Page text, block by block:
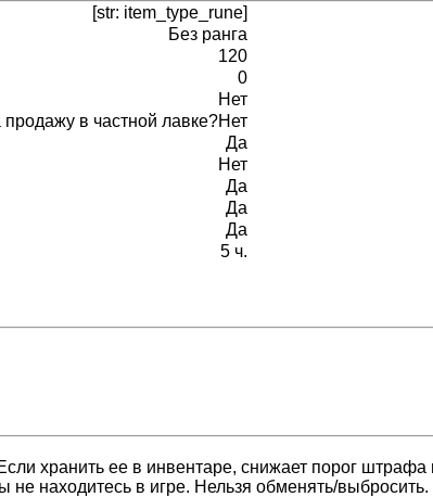
[str: item_type_rune]
Без ранга
120
0
Нет
в частной лавке?Нет
Да
Нет
Да
Да
Да
5 ч.
хранить ее в инвентаре, снижает порог
находитесь в игре. Нельзя обменять/выбросить.